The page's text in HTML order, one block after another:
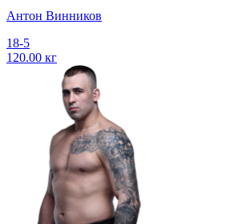
Антон Винников
18-5
120.00 кг